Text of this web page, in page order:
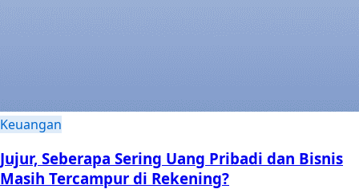
Keuangan
Jujur, Seberapa Sering Uang Pribadi dan Bisnis
Masih Tercampur di Rekening?